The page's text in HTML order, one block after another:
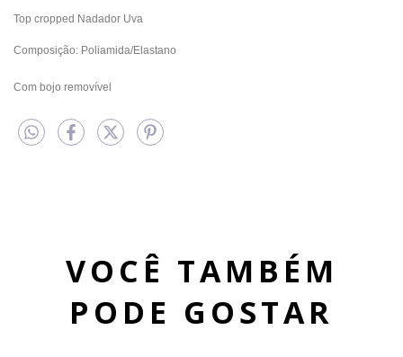
Top cropped Nadador Uva
Composição: Poliamida/Elastano
Com bojo removível
VOCÊ TAMBÉM
PODE GOSTAR